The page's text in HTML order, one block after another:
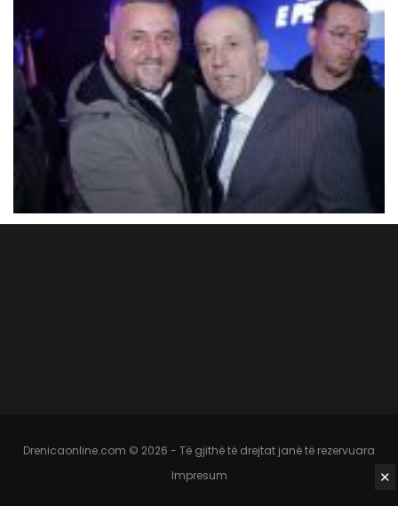
Drenicaonline.com © 2026 - Të gjithë të drejtat janë të rezervuara
Impresum
✕